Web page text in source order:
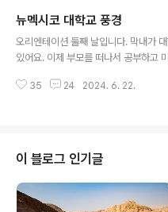
의 카메라가 설치되어 보안을 철저히 한
니다. 해바라기 꽃이 눈이 부시게 아름
고 있군요. 기숙사 주변이 아름다워요
다. 아빠와 딸이 다정하게 엄마를 기다
뉴멕시코 대학교 풍경
오리엔테이션 둘째 날입니다. 막내가
있어요. 이제 부모를 떠나서 공부하고
나무가 많이 있어요. 아침 식사를 했습
장학금을 받고 열심히 공부하고 졸업했
나님이 능력 주시니 잘 해낼 것입니다.
35 24 2024. 6. 22.
이 블로그 인기글